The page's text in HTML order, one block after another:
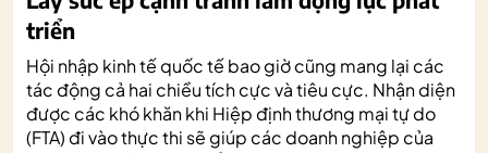
triển
Hội nhập kinh tế quốc tế bao giờ cũng mang lại các
tác động cả hai chiều tích cực và tiêu cực. Nhận diện
được các khó khăn khi Hiệp định thương mại tự do
(FTA) đi vào thực thi sẽ giúp các doanh nghiệp của